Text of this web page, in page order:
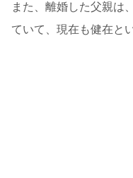
また、離婚した父親は
ていて、現在も健在と